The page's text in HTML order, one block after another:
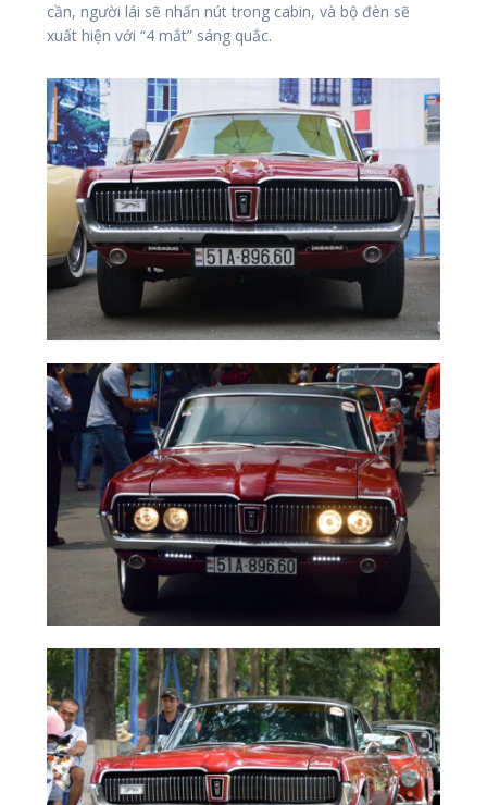
cần, người lái sẽ nhấn nút trong cabin, và bộ đèn sẽ
xuất hiện với “4 mắt” sáng quắc.